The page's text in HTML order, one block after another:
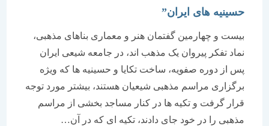
حسینیه های ایران”
بیست و چهارمین گفتمان هنر و معماری بناهای مذهبی،
نماد تفکر پیروان یک مذهب اند، در جامعه شیعی ایران
پس از دوره صفویه، ساخت تکایا و حسینیه ها که ویژه
برگزاری مراسم مذهبی شیعیان هستند، بیشتر مورد توجه
قرار گرفت و تکیه ها در کنار مساجد بخشی از مراسم
مذهبی را در خود جای دادند، تکیه ای که در آن…